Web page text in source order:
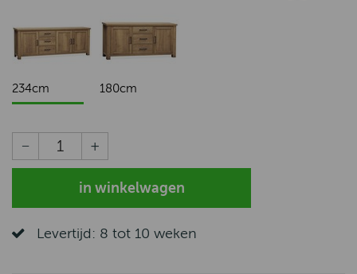
234cm 180cm
Levertijd: 8 tot 10 weken